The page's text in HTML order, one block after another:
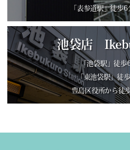
「表参道駅」徒歩6
池袋店
「池袋駅」徒歩
「東池袋駅」徒
豊島区役所から徒